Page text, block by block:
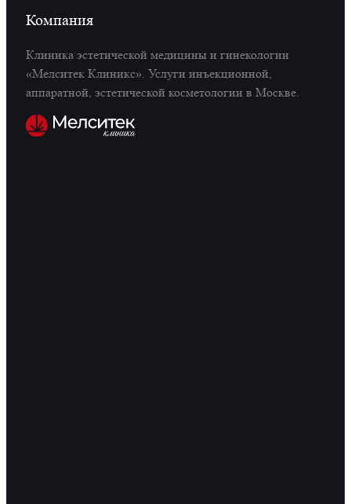
Компания
Клиника эстетической медицины и гинекологии
«Мелситек Клиникс». Услуги инъекционной,
аппаратной, эстетической косметологии в Москве.